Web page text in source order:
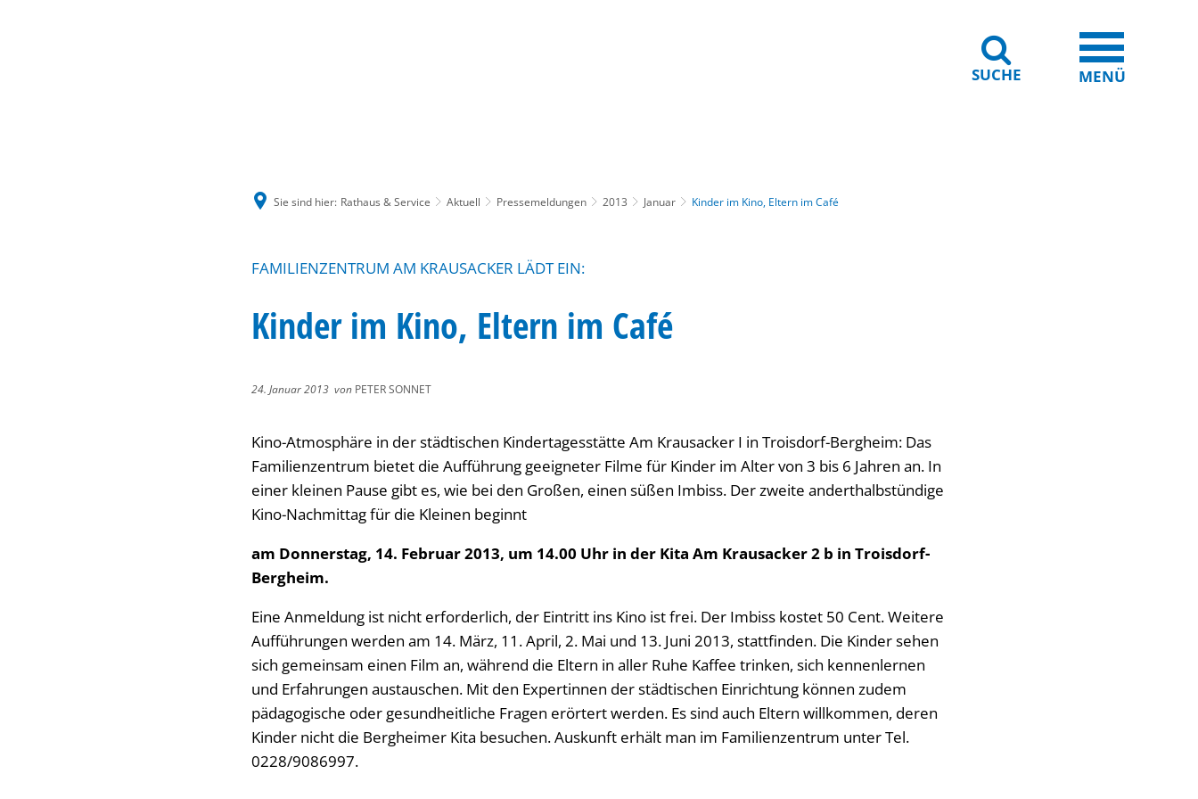
SUCHE MENÜ
Sie sind hier: Rathaus & Service Aktuell Pressemeldungen 2013 Januar Kinder im Kino, Eltern im Café
FAMILIENZENTRUM AM KRAUSACKER LÄDT EIN:
Kinder im Kino, Eltern im Café
24. Januar 2013 von PETER SONNET
Kino-Atmosphäre in der städtischen Kindertagesstätte Am Krausacker I in Troisdorf-Bergheim: Das
Familienzentrum bietet die Aufführung geeigneter Filme für Kinder im Alter von 3 bis 6 Jahren an. In
einer kleinen Pause gibt es, wie bei den Großen, einen süßen Imbiss. Der zweite anderthalbstündige
Kino-Nachmittag für die Kleinen beginnt
am Donnerstag, 14. Februar 2013, um 14.00 Uhr in der Kita Am Krausacker 2 b in Troisdorf-
Bergheim.
Eine Anmeldung ist nicht erforderlich, der Eintritt ins Kino ist frei. Der Imbiss kostet 50 Cent. Weitere
Aufführungen werden am 14. März, 11. April, 2. Mai und 13. Juni 2013, stattfinden. Die Kinder sehen
sich gemeinsam einen Film an, während die Eltern in aller Ruhe Kaffee trinken, sich kennenlernen
und Erfahrungen austauschen. Mit den Expertinnen der städtischen Einrichtung können zudem
pädagogische oder gesundheitliche Fragen erörtert werden. Es sind auch Eltern willkommen, deren
Kinder nicht die Bergheimer Kita besuchen. Auskunft erhält man im Familienzentrum unter Tel.
0228/9086997.